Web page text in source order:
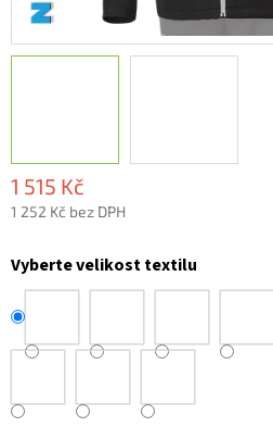
1 515 Kč
1 252 Kč bez DPH
cena:
Vyberte velikost textilu